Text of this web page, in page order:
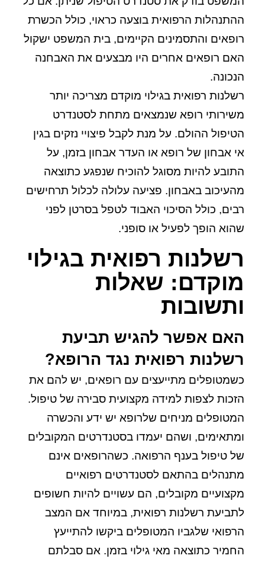
ההתנהלות הרפואית בוצעה כראוי, כולל הכשרת
רופאים והתסמינים הקיימים, בית המשפט ישקול
האם רופאים אחרים היו מבצעים את האבחנה
הנכונה.
רשלנות רפואית בגילוי מוקדם מצריכה יותר
משירותי רופא שנמצאים מתחת לסטנדרט
הטיפול ההולם. על מנת לקבל פיצויי נזקים בגין
אי אבחון של רופא או העדר אבחון בזמן, על
התובע להיות מסוגל להוכיח שנפגע כתוצאה
מהעיכוב באבחון. פציעה עלולה לכלול תרחישים
רבים, כולל הסיכוי האבוד לטפל בסרטן לפני
שהוא הופך לפעיל או סופני.
רשלנות רפואית בגילוי
מוקדם: שאלות
ותשובות
האם אפשר להגיש תביעת
רשלנות רפואית נגד הרופא?
כשמטופלים מתייעצים עם רופאים, יש להם את
הזכות לצפות למידה מקצועית סבירה של טיפול.
המטופלים מניחים שלרופא יש ידע והכשרה
ומתאימים, ושהם יעמדו בסטנדרטים המקובלים
של טיפול בענף הרפואה. כשהרופאים אינם
מתנהלים בהתאם לסטנדרטים רפואיים
מקצועיים מקובלים, הם עשויים להיות חשופים
לתביעת רשלנות רפואית, במיוחד אם המצב
הרפואי שלגביו המטופלים ביקשו להתייעץ
החמיר כתוצאה מאי גילוי בזמן. אם סבלתם